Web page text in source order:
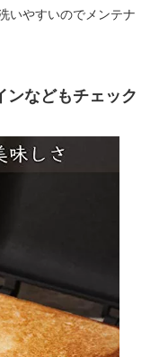
いやすいのでメンテナ
ンなどもチェック